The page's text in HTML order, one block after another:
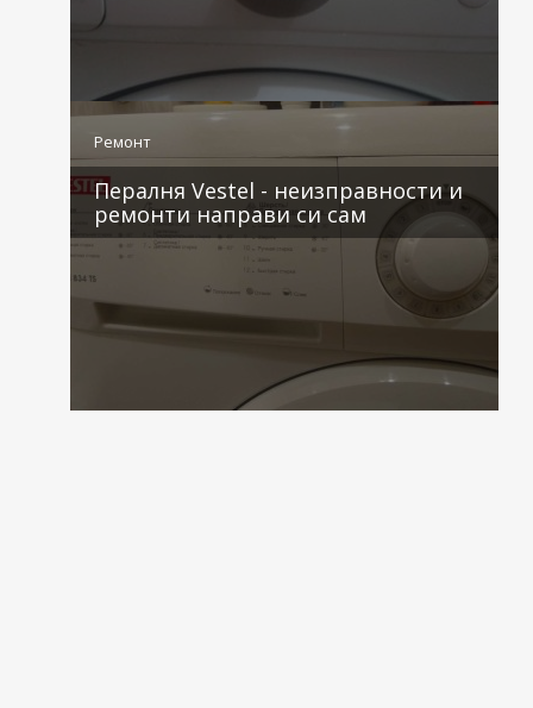
Ремонт
Пералня Vestel - неизправности и
ремонти направи си сам